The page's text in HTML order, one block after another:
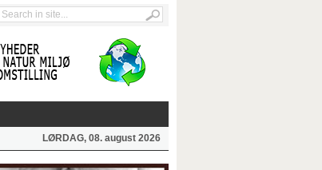
LØRDAG, 08. august 2026